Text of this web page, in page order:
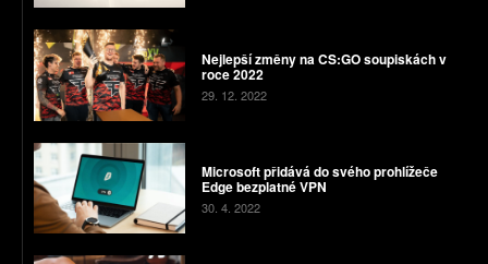
Nejlepší změny na CS:GO soupiskách v
roce 2022
29. 12. 2022
Microsoft přidává do svého prohlížeče
Edge bezplatné VPN
30. 4. 2022